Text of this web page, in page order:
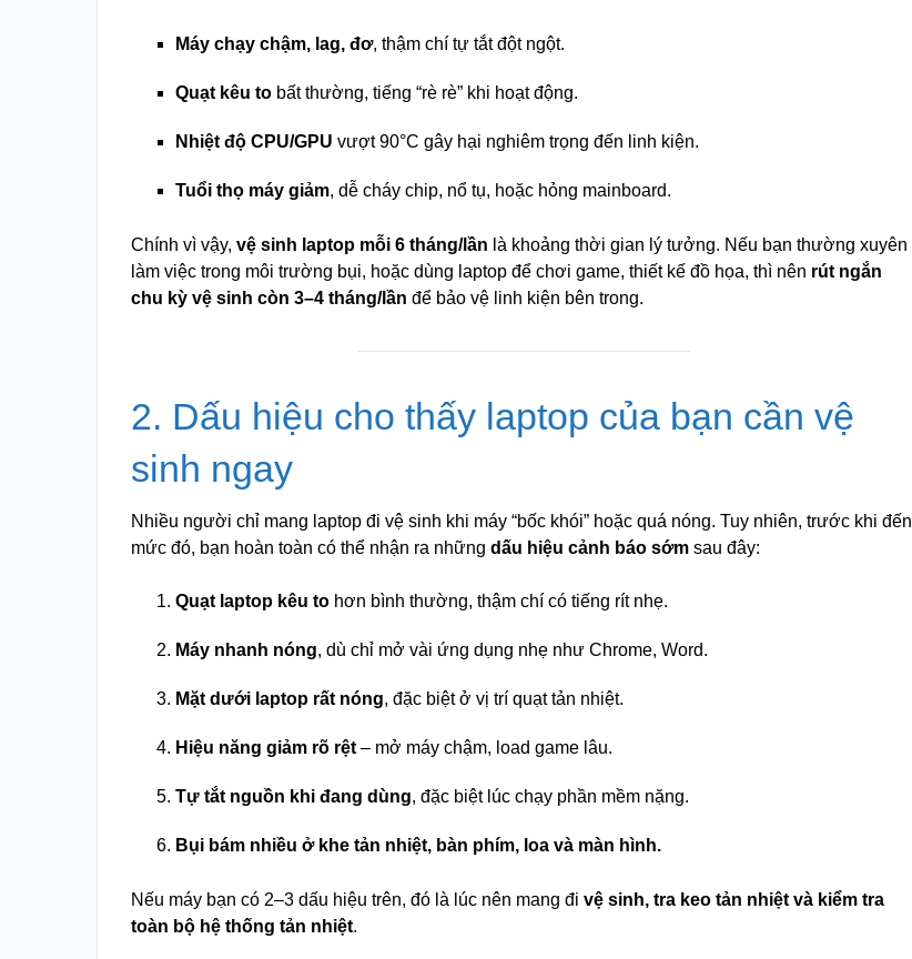
Máy chạy chậm, lag, đơ, thậm chí tự tắt đột ngột.
Quạt kêu to bất thường, tiếng “rè rè” khi hoạt động.
Nhiệt độ CPU/GPU vượt 90°C gây hại nghiêm trọng đến linh kiện.
Tuổi thọ máy giảm, dễ cháy chip, nổ tụ, hoặc hỏng mainboard.
Chính vì vậy, vệ sinh laptop mỗi 6 tháng/lần là khoảng thời gian lý tưởng. Nếu bạn thường xuyên
làm việc trong môi trường bụi, hoặc dùng laptop để chơi game, thiết kế đồ họa, thì nên rút ngắn
chu kỳ vệ sinh còn 3–4 tháng/lần để bảo vệ linh kiện bên trong.
2. Dấu hiệu cho thấy laptop của bạn cần vệ
sinh ngay
Nhiều người chỉ mang laptop đi vệ sinh khi máy “bốc khói” hoặc quá nóng. Tuy nhiên, trước khi đến
mức đó, bạn hoàn toàn có thể nhận ra những dấu hiệu cảnh báo sớm sau đây:
Quạt laptop kêu to hơn bình thường, thậm chí có tiếng rít nhẹ.
Máy nhanh nóng, dù chỉ mở vài ứng dụng nhẹ như Chrome, Word.
Mặt dưới laptop rất nóng, đặc biệt ở vị trí quạt tản nhiệt.
Hiệu năng giảm rõ rệt – mở máy chậm, load game lâu.
Tự tắt nguồn khi đang dùng, đặc biệt lúc chạy phần mềm nặng.
Bụi bám nhiều ở khe tản nhiệt, bàn phím, loa và màn hình.
Nếu máy bạn có 2–3 dấu hiệu trên, đó là lúc nên mang đi vệ sinh, tra keo tản nhiệt và kiểm tra
toàn bộ hệ thống tản nhiệt.